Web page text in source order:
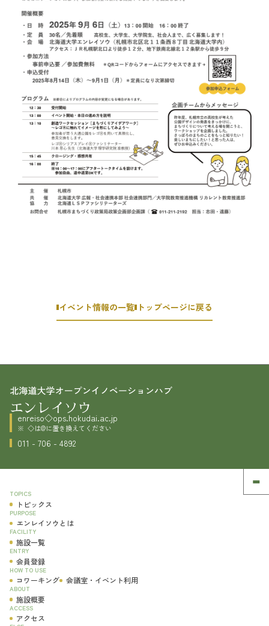
イベント情報の一覧トップページに戻る
enreiso◇ops.hokudai.ac.jp
◇は@に置き換えてください
011 - 706 - 4892
TOPICS
トピックス
PURPOSE
エンレイソウとは
FACILITY
施設一覧
ENTRY
会員登録
HOW TO USE
コワーキング 会議室・イベント利用
ABOUT
施設概要
ACCESS
アクセス